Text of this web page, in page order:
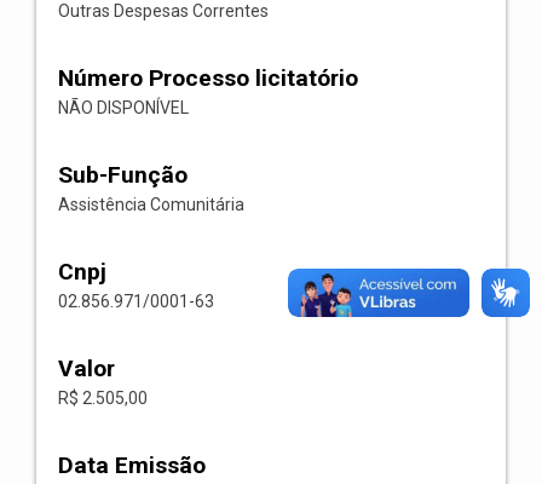
Outras Despesas Correntes
Número Processo licitatório
NÃO DISPONÍVEL
Sub-Função
Assistência Comunitária
Cnpj
02.856.971/0001-63
Valor
R$ 2.505,00
Data Emissão